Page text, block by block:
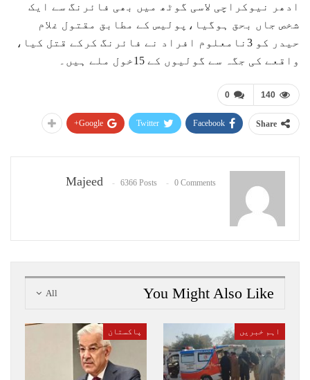
ادھر نیوکراچی لاسی گوٹھ میں بھی فائرنگ سے ایک
شخص جاں بحق ہوگیا،پولیس کے مطابق مقتول غلام
حیدر کو 3نامعلوم افراد نے فائرنگ کرکے قتل کیا،
واقعے کی جگہ سے گولیوں کے 15خول ملے ہیں۔
0 140
Share
Facebook
Twitter
Google+
Majeed 6366 Posts 0 Comments
All You Might Also Like
اہم خبریں پاکستان